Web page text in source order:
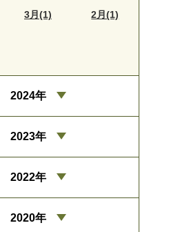
3月(1) 2月(1)
2024年
2023年
2022年
2020年